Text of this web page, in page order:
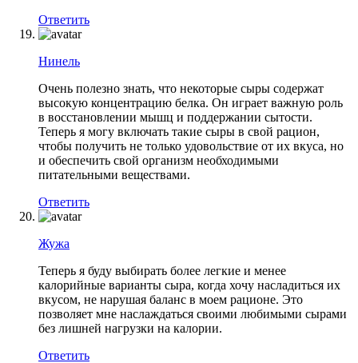
Ответить
Нинель
Очень полезно знать, что некоторые сыры содержат
высокую концентрацию белка. Он играет важную роль
в восстановлении мышц и поддержании сытости.
Теперь я могу включать такие сыры в свой рацион,
чтобы получить не только удовольствие от их вкуса, но
и обеспечить свой организм необходимыми
питательными веществами.
Ответить
Жужа
Теперь я буду выбирать более легкие и менее
калорийные варианты сыра, когда хочу насладиться их
вкусом, не нарушая баланс в моем рационе. Это
позволяет мне наслаждаться своими любимыми сырами
без лишней нагрузки на калории.
Ответить